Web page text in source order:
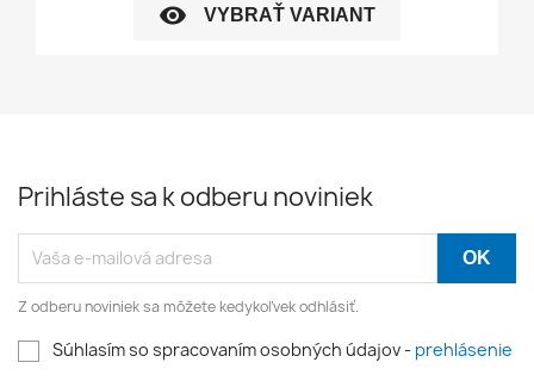
visibility VYBRAŤ VARIANT
Prihláste sa k odberu noviniek
Z odberu noviniek sa môžete kedykoľvek odhlásiť.
Súhlasím so spracovaním osobných údajov - prehlásenie